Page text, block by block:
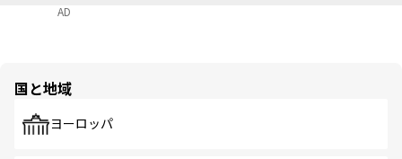
AD
国と地域
ヨーロッパ